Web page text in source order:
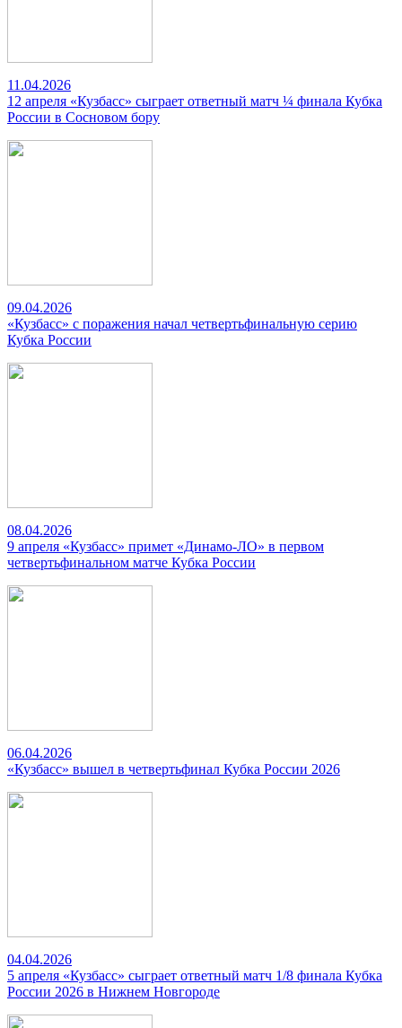
11.04.2026
12 апреля «Кузбасс» сыграет ответный матч ¼ финала Кубка
России в Сосновом бору
09.04.2026
«Кузбасс» с поражения начал четвертьфинальную серию
Кубка России
08.04.2026
9 апреля «Кузбасс» примет «Динамо-ЛО» в первом
четвертьфинальном матче Кубка России
06.04.2026
«Кузбасс» вышел в четвертьфинал Кубка России 2026
04.04.2026
5 апреля «Кузбасс» сыграет ответный матч 1/8 финала Кубка
России 2026 в Нижнем Новгороде